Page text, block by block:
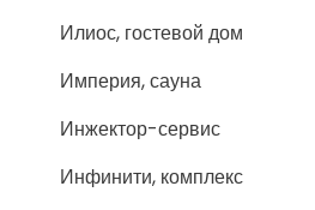
Илиос, гостевой дом
Империя, сауна
Инжектор-сервис
Инфинити, комплекс